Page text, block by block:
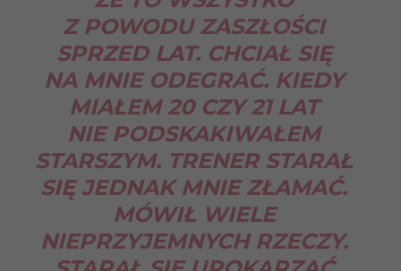
Z POWODU ZASZŁOŚCI
SPRZED LAT. CHCIAŁ SIĘ
NA MNIE ODEGRAĆ. KIEDY
MIAŁEM 20 CZY 21 LAT
NIE PODSKAKIWAŁEM
STARSZYM. TRENER STARAŁ
SIĘ JEDNAK MNIE ZŁAMAĆ.
MÓWIŁ WIELE
NIEPRZYJEMNYCH RZECZY.